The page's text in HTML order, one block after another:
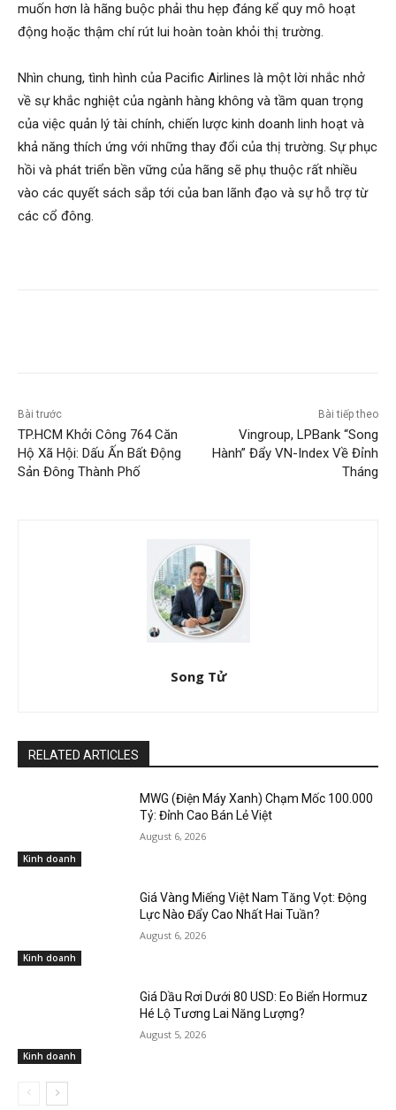
muốn hơn là hãng buộc phải thu hẹp đáng kể quy mô hoạt
động hoặc thậm chí rút lui hoàn toàn khỏi thị trường.
Nhìn chung, tình hình của Pacific Airlines là một lời nhắc nhở
về sự khắc nghiệt của ngành hàng không và tầm quan trọng
của việc quản lý tài chính, chiến lược kinh doanh linh hoạt và
khả năng thích ứng với những thay đổi của thị trường. Sự phục
hồi và phát triển bền vững của hãng sẽ phụ thuộc rất nhiều
vào các quyết sách sắp tới của ban lãnh đạo và sự hỗ trợ từ
các cổ đông.
Bài trước
TP.HCM Khởi Công 764 Căn
Hộ Xã Hội: Dấu Ấn Bất Động
Sản Đông Thành Phố
Bài tiếp theo
Vingroup, LPBank “Song
Hành” Đẩy VN-Index Về Đỉnh
Tháng
Song Tử
RELATED ARTICLES
Kinh doanh
MWG (Điện Máy Xanh) Chạm Mốc 100.000
Tỷ: Đỉnh Cao Bán Lẻ Việt
August 6, 2026
Kinh doanh
Giá Vàng Miếng Việt Nam Tăng Vọt: Động
Lực Nào Đẩy Cao Nhất Hai Tuần?
August 6, 2026
Kinh doanh
Giá Dầu Rơi Dưới 80 USD: Eo Biển Hormuz
Hé Lộ Tương Lai Năng Lượng?
August 5, 2026